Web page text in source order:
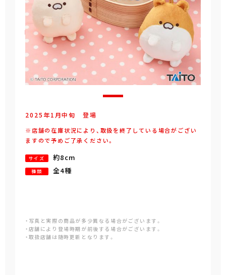
2025年1 月中旬 登場
※店舗の在庫状況により、取扱を終了している場合がござい
ますので予めご了承ください。
サイズ 約8cm
種類 全4種
・写真と実際の商品が多少異なる場合がございます。
・店舗により登場時期が前後する場合がございます。
・取扱店舗は随時更新となります。